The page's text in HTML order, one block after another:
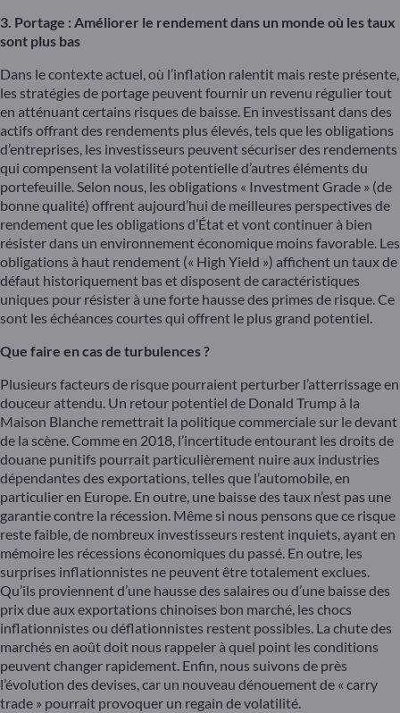
3. Portage : Améliorer le rendement dans un monde où les taux
sont plus bas
Dans le contexte actuel, où l’inflation ralentit mais reste présente,
les stratégies de portage peuvent fournir un revenu régulier tout
en atténuant certains risques de baisse. En investissant dans des
actifs offrant des rendements plus élevés, tels que les obligations
d’entreprises, les investisseurs peuvent sécuriser des rendements
qui compensent la volatilité potentielle d’autres éléments du
portefeuille. Selon nous, les obligations « Investment Grade » (de
bonne qualité) offrent aujourd’hui de meilleures perspectives de
rendement que les obligations d’État et vont continuer à bien
résister dans un environnement économique moins favorable. Les
obligations à haut rendement (« High Yield ») affichent un taux de
défaut historiquement bas et disposent de caractéristiques
uniques pour résister à une forte hausse des primes de risque. Ce
sont les échéances courtes qui offrent le plus grand potentiel.
Que faire en cas de turbulences ?
Plusieurs facteurs de risque pourraient perturber l’atterrissage en
douceur attendu. Un retour potentiel de Donald Trump à la
Maison Blanche remettrait la politique commerciale sur le devant
de la scène. Comme en 2018, l’incertitude entourant les droits de
douane punitifs pourrait particulièrement nuire aux industries
dépendantes des exportations, telles que l’automobile, en
particulier en Europe. En outre, une baisse des taux n’est pas une
garantie contre la récession. Même si nous pensons que ce risque
reste faible, de nombreux investisseurs restent inquiets, ayant en
mémoire les récessions économiques du passé. En outre, les
surprises inflationnistes ne peuvent être totalement exclues.
Qu’ils proviennent d’une hausse des salaires ou d’une baisse des
prix due aux exportations chinoises bon marché, les chocs
inflationnistes ou déflationnistes restent possibles. La chute des
marchés en août doit nous rappeler à quel point les conditions
peuvent changer rapidement. Enfin, nous suivons de près
l’évolution des devises, car un nouveau dénouement de « carry
trade » pourrait provoquer un regain de volatilité.